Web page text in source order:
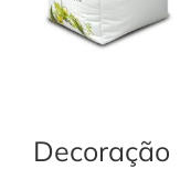
Decoração